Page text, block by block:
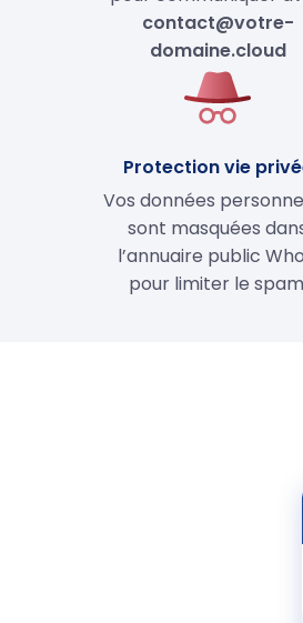
contact@votre-
domaine.cloud
Protection vie
Vos données
sont masquées
l’annuaire public
pour limiter le